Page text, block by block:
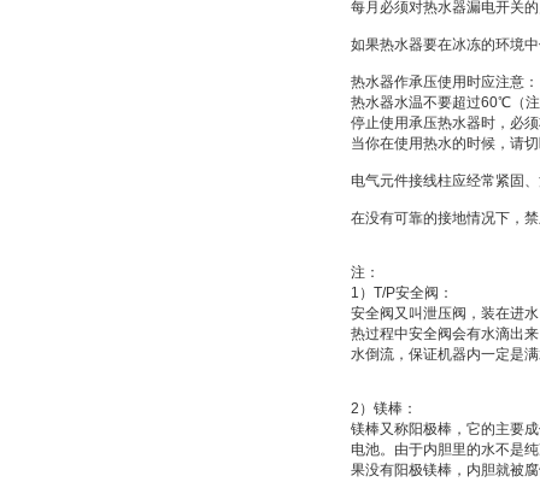
每月必须对热水器漏电开关
如果热水器要在冰冻的环境
热水器作承压使用时应注意：
热水器水温不要超过60℃ （
停止使用承压热水器时，必
当你在使用热水的时候，请
电气元件接线柱应经常紧固
在没有可靠的接地情况下，
注：
1 ） T/P安全阀：
安全阀又叫泄压阀 ，装在进
热过程中安全阀会有水滴出
水倒流，保证机器内一定是
2 ） 镁棒：
镁棒又称阳极棒 ，它的主要
电池。由于内胆里的水不是
果没有阳极镁棒，内胆就被